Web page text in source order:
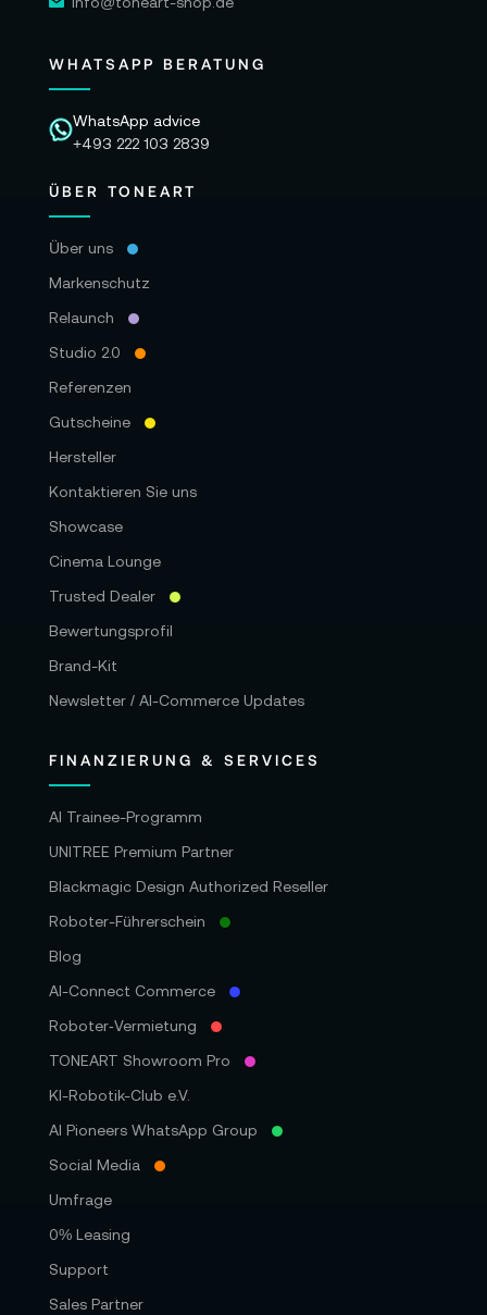
WHATSAPP BERATUNG
WhatsApp advice
+493 222 103 2839
ÜBER TONEART
Über uns
Markenschutz
Relaunch
Studio 2.0
Referenzen
Gutscheine
Hersteller
Kontaktieren Sie uns
Showcase
Cinema Lounge
Trusted Dealer
Bewertungsprofil
Brand-Kit
Newsletter / AI-Commerce Updates
FINANZIERUNG & SERVICES
AI Trainee-Programm
UNITREE Premium Partner
Blackmagic Design Authorized Reseller
Roboter-Führerschein
Blog
AI-Connect Commerce
Roboter‑Vermietung
TONEART Showroom Pro
KI-Robotik-Club e.V.
AI Pioneers WhatsApp Group
Social Media
Umfrage
0% Leasing
Support
Sales Partner